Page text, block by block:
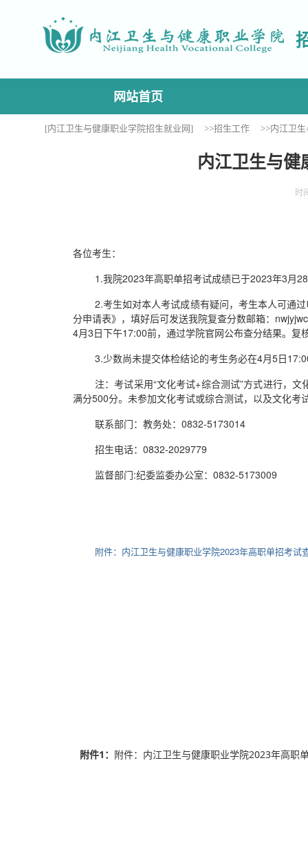
网站首页
[内江卫生与健康职业学院招生就业网] >>招生工作 >>内江卫
内江卫生与
时
各位考生：
1.我院2023年高职单招考试成绩已于2023年3月
2.考生如对本人考试成绩有疑问，考生本人可通
分申请表》，填好后可发送我院复查分数邮箱：
4月3日下午17:00前，通过学院官网公布查分结果。
3.少数尚未提交体检结论的考生务必在4月5日
注：考试采用“文化考试+综合测试”方式进行，
满分500分。未参加文化考试或综合测试，以及文化
联系部门：教务处：0832-5173014
招生电话：0832-2029779
监督部门:纪委监委办公室：0832-5173009
附件：内江卫生与健康职业学院2023年高职单招考试
附件1： 附件：内江卫生与健康职业学院2023年高